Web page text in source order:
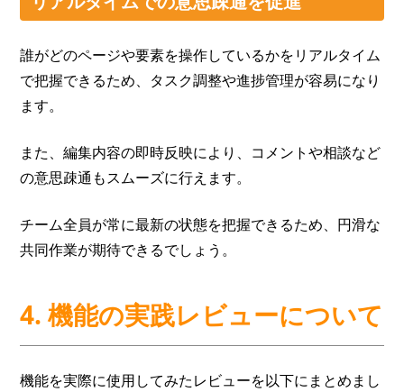
誰がどのページや要素を操作しているかをリアルタイム
で把握できるため、タスク調整や進捗管理が容易になり
ます。
また、編集内容の即時反映により、コメントや相談など
の意思疎通もスムーズに行えます。
チーム全員が常に最新の状態を把握できるため、円滑な
共同作業が期待できるでしょう。
4. 機能の実践レビューについて
機能を実際に使用してみたレビューを以下にまとめまし